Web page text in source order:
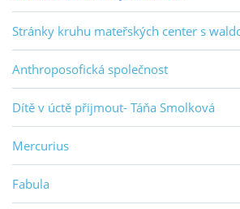
Stránky kruhu mateřských center s
Anthroposofická společnost
Dítě v úctě přijmout- Táňa Smolková
Mercurius
Fabula